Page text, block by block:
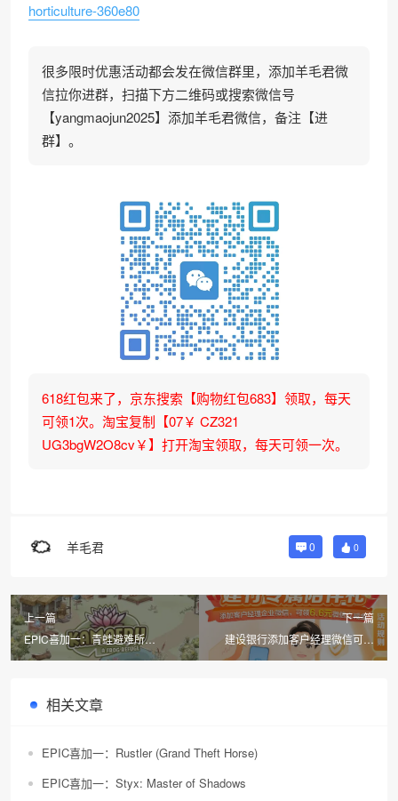
horticulture-360e80
很多限时优惠活动都会发在微信群里，添加羊毛君微
信拉你进群，扫描下方二维码或搜索微信号
【yangmaojun2025】添加羊毛君微信，备注【进
群】。
618红包来了，京东搜索【购物红包683】领取，每天
可领1次。淘宝复制【07￥ CZ321
UG3bgW2O8cv￥】打开淘宝领取，每天可领一次。
羊毛君 0 0
上一篇
EPIC喜加一：青蛙避难所
（Kamaeru: A Frog Refuge）
下一篇
建设银行添加客户经理微信可领
6.6元微信立减金
相关文章
EPIC喜加一：Rustler (Grand Theft Horse)
EPIC喜加一：Styx: Master of Shadows